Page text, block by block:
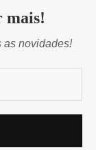
mais!
as novidades!